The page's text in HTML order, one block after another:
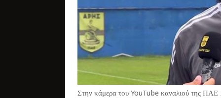
Στην κάμερα του YouTube καναλιού της ΠΑΕ